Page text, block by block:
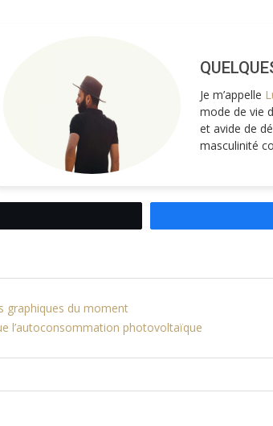
Je m’appelle
mode de vie
et avide de
masculinité
graphiques du moment
l’autoconsommation photovoltaïque